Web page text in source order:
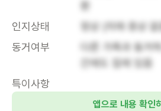
환
인지상태
정상 (치매 증상 없
동거여부
다른 가족과 동거
간에도 집에 있음
특이사항
앱으로 내용 확인